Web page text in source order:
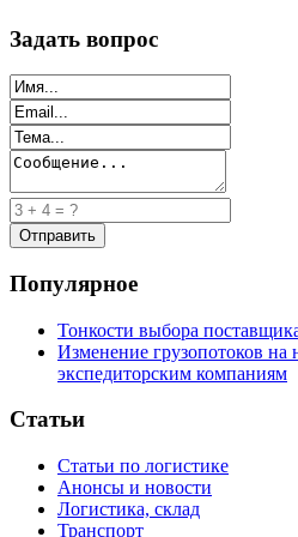
Задать вопрос
Популярное
Тонкости выбора
Изменение грузопотоков
экспедиторским компаниям
Статьи
Статьи по логистике
Анонсы и новости
Логистика, склад
Транспорт